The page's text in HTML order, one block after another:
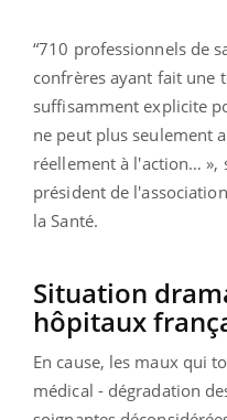
“710 professionnels de
confrères ayant fait une
suffisamment explicite
ne peut plus seulement
réellement à l'action… »,
président de
la Santé.
Situation
hôpitaux
En cause, les maux qui
médical - dégradation